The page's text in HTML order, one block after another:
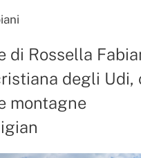
di Rossella
degli Udi,
montagne